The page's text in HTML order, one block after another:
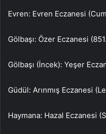
Evren: Evren Eczanesi
Gölbaşı: Özer Eczanesi
Gölbaşı (İncek): Yeşer
Güdül: Arınmış Eczanesi
Haymana: Hazal Eczanesi